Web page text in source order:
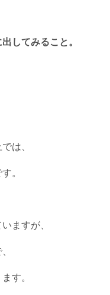
してみること。
は、
。
ますが、
す。